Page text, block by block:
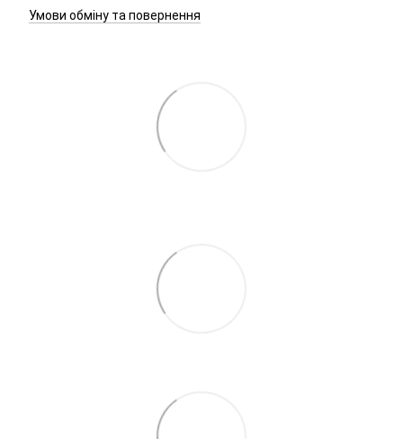
Умови обміну та повернення